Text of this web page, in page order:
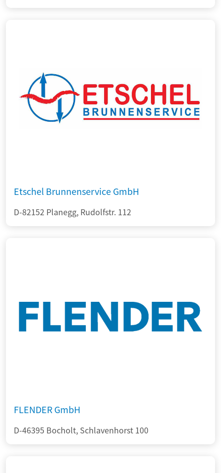
Etschel Brunnenservice GmbH
D-82152 Planegg, Rudolfstr. 112
FLENDER GmbH
D-46395 Bocholt, Schlavenhorst 100